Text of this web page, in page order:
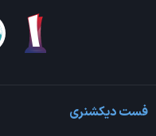
فست دیکشنری